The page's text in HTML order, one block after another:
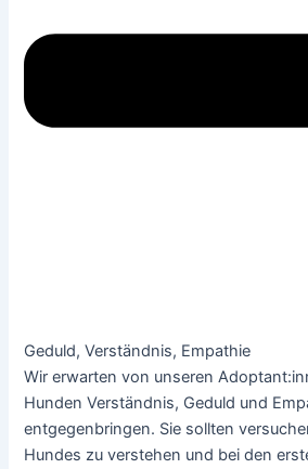
Geduld, Verständnis, Empathie
Wir erwarten von unseren
Hunden Verständnis, Geduld und
entgegenbringen. Sie sollten
Hundes zu verstehen und bei den